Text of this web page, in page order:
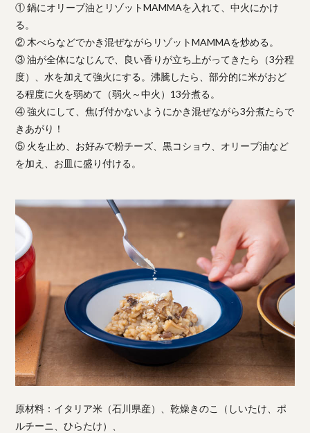
① 鍋にオリーブ油とリゾットMAMMAを入れて、中火にかけ
る。
② 木べらなどでかき混ぜながらリゾットMAMMAを炒める。
③ 油が全体になじんで、良い香りが立ち上がってきたら（3分程
度）、水を加えて強火にする。沸騰したら、部分的に米がおど
る程度に火を弱めて（弱火～中火）13分煮る。
④ 強火にして、焦げ付かないようにかき混ぜながら3分煮たらで
きあがり！
⑤ 火を止め、お好みで粉チーズ、黒コショウ、オリーブ油など
を加え、お皿に盛り付ける。
原材料：イタリア米（石川県産）、乾燥きのこ（しいたけ、ポ
ルチーニ、ひらたけ）、